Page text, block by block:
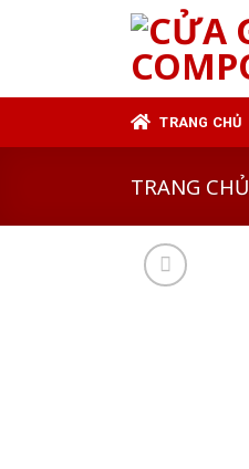
TRANG CHỦ
TRANG CHỦ